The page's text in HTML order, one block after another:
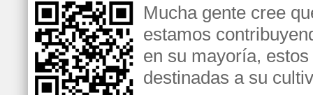
Mucha gente cree
estamos
en su mayoría,
destinadas a su